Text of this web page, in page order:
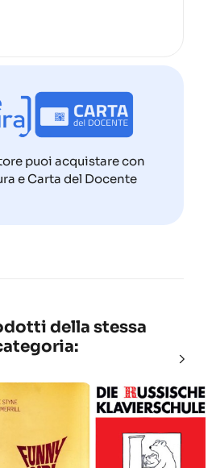
puoi acquistare con
e Carta del Docente
della stessa